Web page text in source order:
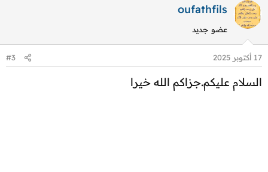
ت
ف
ع
ل
ت
oufathfils
عضو جديد
17 أكتوبر 2025 #3
السلام عليكم.جزاكم الله خيرا